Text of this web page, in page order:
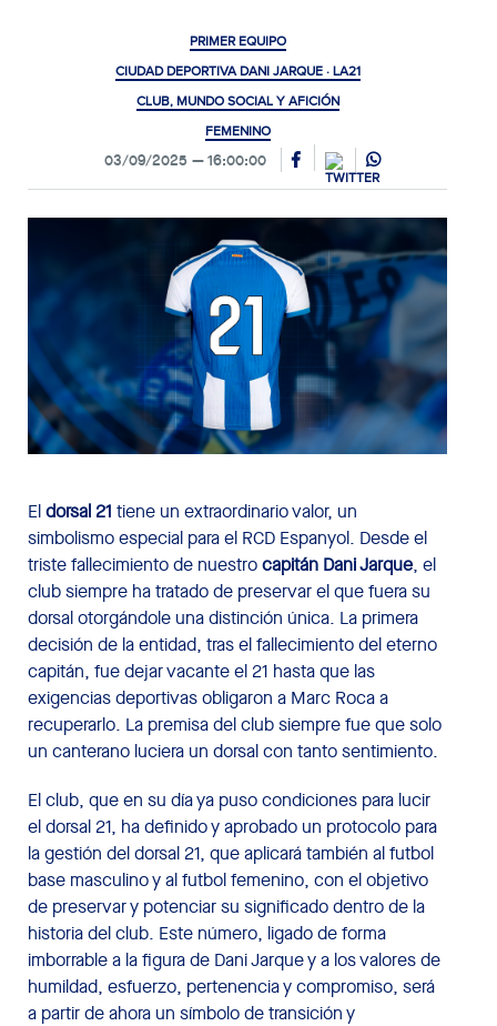
PRIMER EQUIPO
CIUDAD DEPORTIVA DANI JARQUE · LA21
CLUB, MUNDO SOCIAL Y AFICIÓN
FEMENINO
03/09/2025 16:00:00
Eldorsal 21 tiene un extraordinario valor, un
simbolismo especial para el RCD Espanyol. Desde el
triste fallecimiento de nuestrocapitán Dani Jarque, el
club siempre ha tratado de preservar el que fuera su
dorsal otorgándole una distinción única. La primera
decisión de la entidad, tras el fallecimiento del eterno
capitán, fue dejar vacante el 21 hasta que las
exigencias deportivas obligaron a Marc Roca a
recuperarlo. La premisa del club siempre fue que solo
un canterano luciera un dorsal con tanto sentimiento.
El club, que en su día ya puso condiciones para lucir
el dorsal 21, ha definido y aprobado un protocolo para
la gestión del dorsal 21, que aplicará también al futbol
base masculino y al futbol femenino, con el objetivo
de preservar y potenciar su significado dentro de la
historia del club. Este número, ligado de forma
imborrable a la figura de Dani Jarque y a los valores de
humildad, esfuerzo, pertenencia y compromiso, será
a partir de ahora un símbolo de transición y